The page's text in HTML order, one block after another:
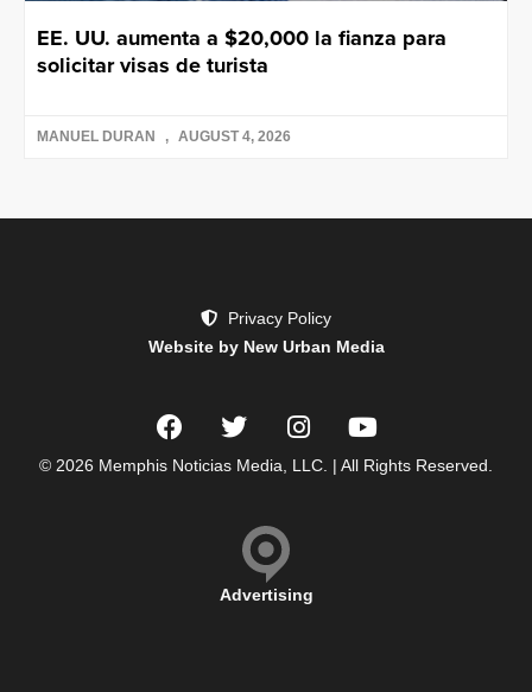
EE. UU. aumenta a $20,000 la fianza para
solicitar visas de turista
MANUEL DURAN AUGUST 4, 2026
Privacy Policy
Website by New Urban Media
© 2026 Memphis Noticias Media, LLC. | All Rights Reserved.
Advertising